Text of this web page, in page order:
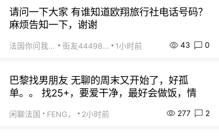
请问一下大家 有谁知道欧翔旅行社电话号码？
麻烦告知一下，谢谢
法国你问我答 街友44498484 1小时前 43 0
巴黎找男朋友 无聊的周末又开始了，好孤
单。。 找25+，要爱干净，最好会做饭，情
闲聊法国 FENG， 2小时前 277 2